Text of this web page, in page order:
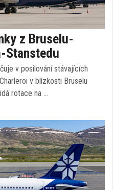
z Bruselu-
Stanstedu
v posilování stávajících
v blízkosti Bruselu
rotace na …